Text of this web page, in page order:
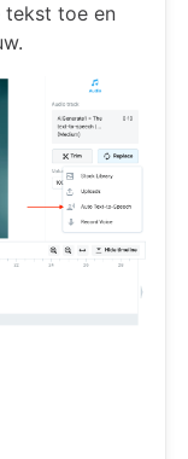
tekst toe en